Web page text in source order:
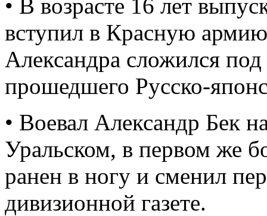
• В возрасте 16 лет
вступил в Красную
Александра сложился
прошедшего Русско-
• Воевал Александр Бек
Уральском, в первом же
ранен в ногу и сменил
дивизионной газете.